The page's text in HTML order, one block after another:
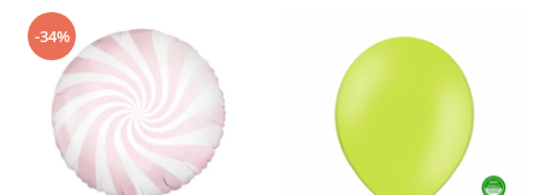
RELAXARE & HOBBY
Role pentru colorat
Postere gigant
Puzzele mecanic
PETRECERI & EVENIMENTE
Paie colorate
-34%